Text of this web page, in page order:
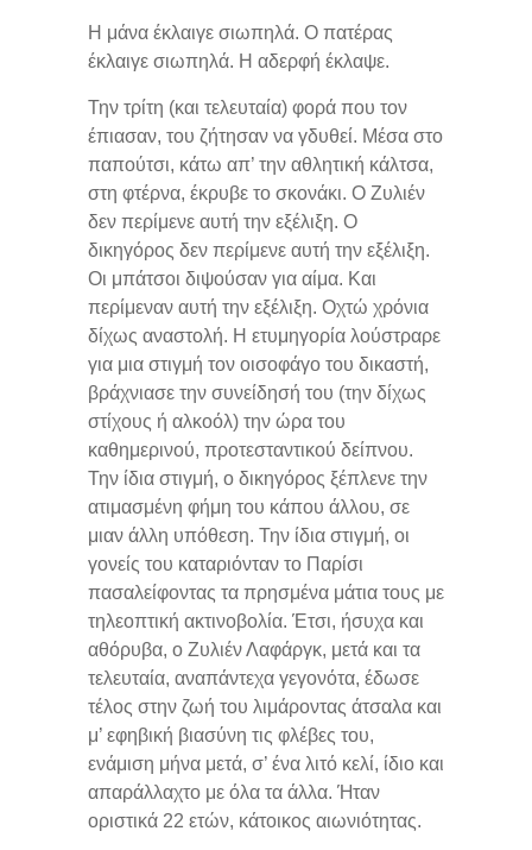
Η μάνα έκλαιγε σιωπηλά. Ο πατέρας
έκλαιγε σιωπηλά. Η αδερφή έκλαψε.
Την τρίτη (και τελευταία) φορά που τον
έπιασαν, του ζήτησαν να γδυθεί. Μέσα στο
παπούτσι, κάτω απ’ την αθλητική κάλτσα,
στη φτέρνα, έκρυβε το σκονάκι. Ο Ζυλιέν
δεν περίμενε αυτή την εξέλιξη. Ο
δικηγόρος δεν περίμενε αυτή την εξέλιξη.
Οι μπάτσοι διψούσαν για αίμα. Και
περίμεναν αυτή την εξέλιξη. Οχτώ χρόνια
δίχως αναστολή. Η ετυμηγορία λούστραρε
για μια στιγμή τον οισοφάγο του δικαστή,
βράχνιασε την συνείδησή του (την δίχως
στίχους ή αλκοόλ) την ώρα του
καθημερινού, προτεσταντικού δείπνου.
Την ίδια στιγμή, ο δικηγόρος ξέπλενε την
ατιμασμένη φήμη του κάπου άλλου, σε
μιαν άλλη υπόθεση. Την ίδια στιγμή, οι
γονείς του καταριόνταν το Παρίσι
πασαλείφοντας τα πρησμένα μάτια τους με
τηλεοπτική ακτινοβολία. Έτσι, ήσυχα και
αθόρυβα, ο Ζυλιέν Λαφάργκ, μετά και τα
τελευταία, αναπάντεχα γεγονότα, έδωσε
τέλος στην ζωή του λιμάροντας άτσαλα και
μ’ εφηβική βιασύνη τις φλέβες του,
ενάμιση μήνα μετά, σ’ ένα λιτό κελί, ίδιο και
απαράλλαχτο με όλα τα άλλα. Ήταν
οριστικά 22 ετών, κάτοικος αιωνιότητας.